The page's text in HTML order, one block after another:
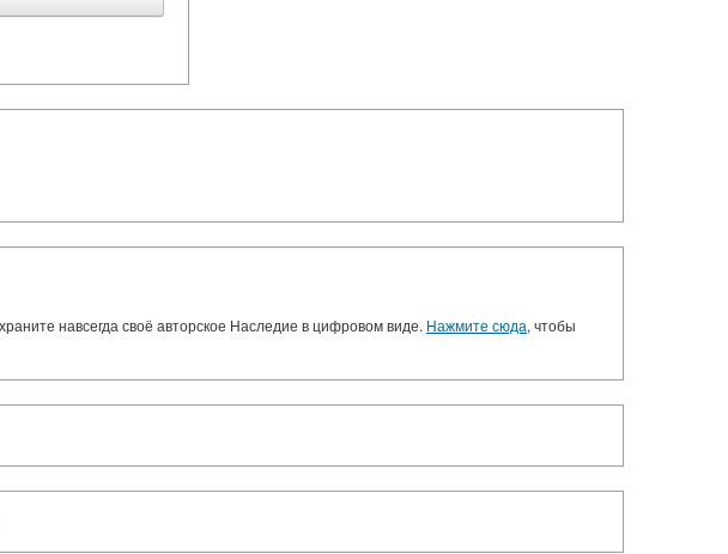
навсегда своё авторское Наследие в цифровом виде. Нажмите сюда, чтобы